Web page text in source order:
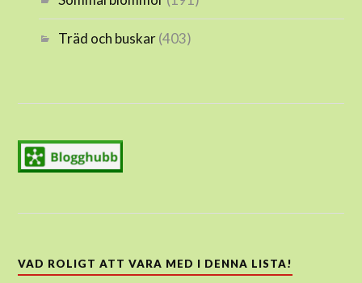
Träd och buskar(403)
VAD ROLIGT ATT VARA MED I DENNA LISTA!